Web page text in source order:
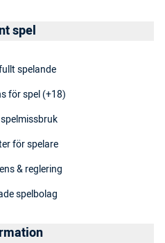
spel
spelande
för spel (+18)
för spelare
& reglering
spelbolag